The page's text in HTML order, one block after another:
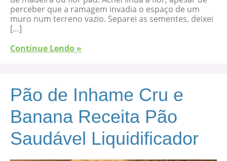
perceber que a ramagem invadia o espaço de um
muro num terreno vazio. Separei as sementes, deixei
[…]
Continue Lendo »
Pão de Inhame Cru e
Banana Receita Pão
Saudável Liquidificador